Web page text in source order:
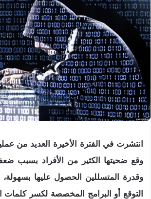
انتشرت في الفترة الأخيرة العديد من
وقع ضحيتها الكثير من الأفراد بسبب
وقدرة المتسللين الحصول عليها بسهولة،
التوقع أو البرامج المخصصة لكسر كلمات